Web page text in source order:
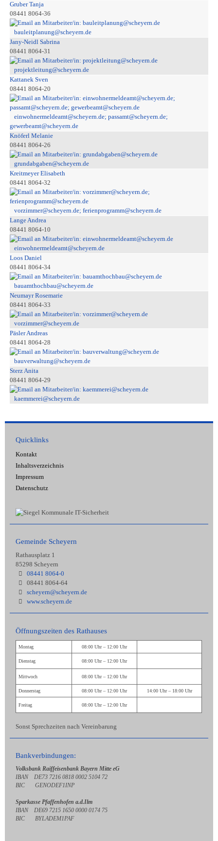
Gruber Tanja
08441 8064-36
bauleitplanung@scheyern.de
Jany-Neidl Sabrina
08441 8064-31
projektleitung@scheyern.de
Kattanek Sven
08441 8064-20
einwohnermeldeamt@scheyern.de; passamt@scheyern.de;
gewerbeamt@scheyern.de
Knöferl Melanie
08441 8064-26
grundabgaben@scheyern.de
Kreitmeyer Elisabeth
08441 8064-32
vorzimmer@scheyern.de; ferienprogramm@scheyern.de
Lange Andrea
08441 8064-10
einwohnermeldeamt@scheyern.de
Loos Daniel
08441 8064-34
bauamthochbau@scheyern.de
Neumayr Rosemarie
08441 8064-33
vorzimmer@scheyern.de
Päsler Andreas
08441 8064-28
bauverwaltung@scheyern.de
Sterz Anita
08441 8064-29
kaemmerei@scheyern.de
Quicklinks
Kontakt
Inhaltsverzeichnis
Impressum
Datenschutz
Gemeinde Scheyern
Rathausplatz 1
85298 Scheyern
08441 8064-0
08441 8064-64
scheyern@scheyern.de
www.scheyern.de
Öffnungszeiten des Rathauses
Montag 08:00 Uhr – 12:00 Uhr
Dienstag 08:00 Uhr – 12:00 Uhr
Mittwoch 08:00 Uhr – 12:00 Uhr
Donnerstag 08:00 Uhr – 12:00 Uhr 14:00 Uhr – 18:00 Uhr
Freitag 08:00 Uhr – 12:00 Uhr
Sonst Sprechzeiten nach Vereinbarung
Bankverbindungen:
Volksbank Raiffeisenbank Bayern Mitte eG
IBAN DE73 7216 0818 0002 5104 72
BIC GENODEF1INP
Sparkasse Pfaffenhofen a.d.Ilm
IBAN DE69 7215 1650 0000 0174 75
BIC BYLADEM1PAF